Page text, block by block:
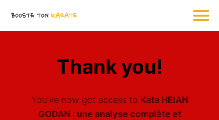
Thank you!
You've now got access to Kata HEIAN
GODAN : une analyse complète et